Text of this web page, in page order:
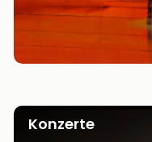
Konzerte